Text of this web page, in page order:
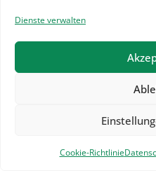
Dienste verwalten
Cookie-Richtlinie
1 weitere Angebote